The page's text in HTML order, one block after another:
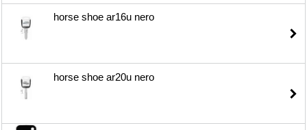
horse shoe ar16u nero
horse shoe ar20u nero